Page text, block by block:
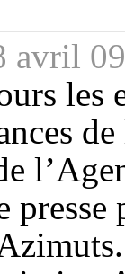
avril
les
presse